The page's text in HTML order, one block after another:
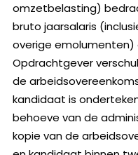
omzetbelasting)
bruto jaarsalaris
overige emolumenten)
Opdrachtgever
de
kandidaat is
behoeve van de
kopie van de